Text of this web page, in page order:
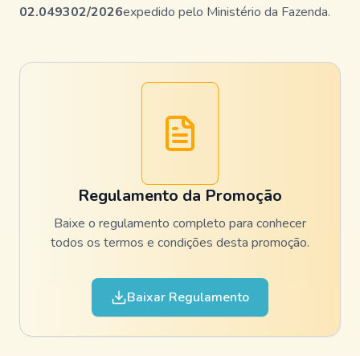
02.049302/2026expedido pelo Ministério da Fazenda.
Regulamento da Promoção
Baixe o regulamento completo para conhecer
todos os termos e condições desta promoção.
Baixar Regulamento